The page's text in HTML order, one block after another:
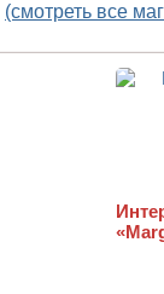
(смотреть все